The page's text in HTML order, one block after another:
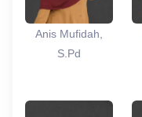
Anis Mufidah,
S.Pd